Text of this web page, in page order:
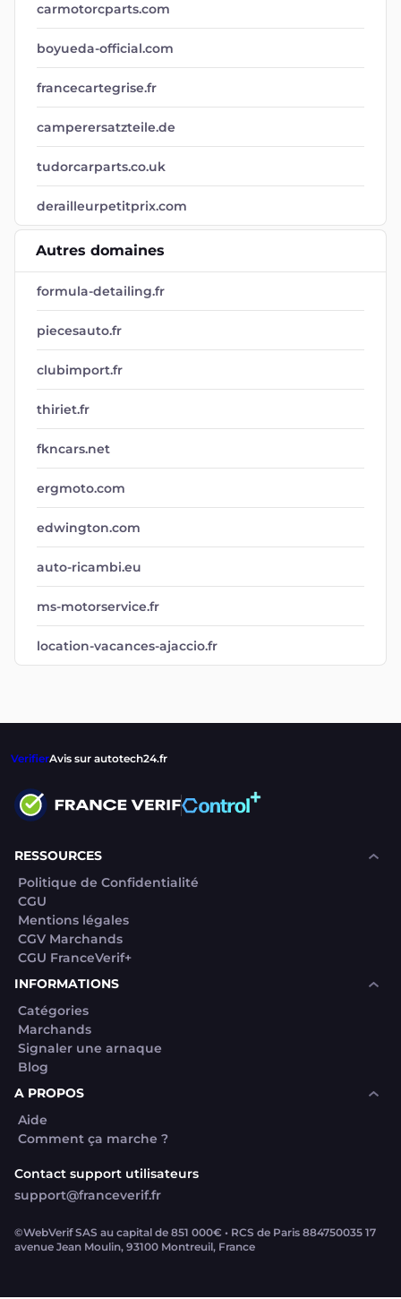
carmotorcparts.com
boyueda-official.com
francecartegrise.fr
camperersatzteile.de
tudorcarparts.co.uk
derailleurpetitprix.com
Autres domaines
formula-detailing.fr
piecesauto.fr
clubimport.fr
thiriet.fr
fkncars.net
ergmoto.com
edwington.com
auto-ricambi.eu
ms-motorservice.fr
location-vacances-ajaccio.fr
VerifierAvis sur autotech24.fr
RESSOURCES
Politique de Confidentialité
CGU
Mentions légales
CGV Marchands
CGU FranceVerif+
INFORMATIONS
Catégories
Marchands
Signaler une arnaque
Blog
A PROPOS
Aide
Comment ça marche ?
Contact support utilisateurs
support@franceverif.fr
©WebVerif SAS au capital de 851 000€ • RCS de Paris 884750035 17
avenue Jean Moulin, 93100 Montreuil, France